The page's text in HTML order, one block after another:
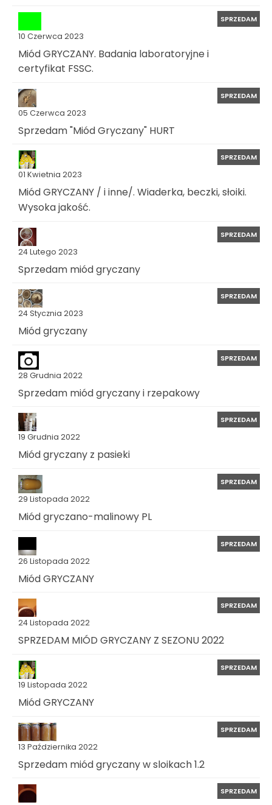
10 Czerwca 2023
SPRZEDAM
Miód GRYCZANY. Badania laboratoryjne i
certyfikat FSSC.
05 Czerwca 2023
SPRZEDAM
Sprzedam "Miód Gryczany" HURT
01 Kwietnia 2023
SPRZEDAM
Miód GRYCZANY / i inne/. Wiaderka, beczki, słoiki.
Wysoka jakość.
24 Lutego 2023
SPRZEDAM
Sprzedam miód gryczany
24 Stycznia 2023
SPRZEDAM
Miód gryczany
28 Grudnia 2022
SPRZEDAM
Sprzedam miód gryczany i rzepakowy
19 Grudnia 2022
SPRZEDAM
Miód gryczany z pasieki
29 Listopada 2022
SPRZEDAM
Miód gryczano-malinowy PL
26 Listopada 2022
SPRZEDAM
Miód GRYCZANY
24 Listopada 2022
SPRZEDAM
SPRZEDAM MIÓD GRYCZANY Z SEZONU 2022
19 Listopada 2022
SPRZEDAM
Miód GRYCZANY
13 Października 2022
SPRZEDAM
Sprzedam miód gryczany w sloikach 1.2
SPRZEDAM